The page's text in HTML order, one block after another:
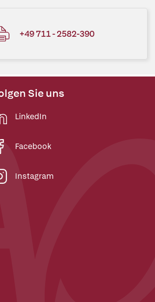
+49 711 - 2582-390
Sie uns
LinkedIn
Facebook
Instagram